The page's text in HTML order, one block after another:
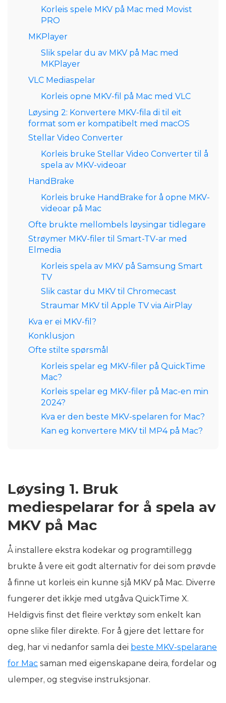
Korleis spele MKV på Mac med Movist
PRO
MKPlayer
Slik spelar du av MKV på Mac med
MKPlayer
VLC Mediaspelar
Korleis opne MKV-fil på Mac med VLC
Løysing 2: Konvertere MKV-fila di til eit
format som er kompatibelt med macOS
Stellar Video Converter
Korleis bruke Stellar Video Converter til å
spela av MKV-videoar
HandBrake
Korleis bruke HandBrake for å opne MKV-
videoar på Mac
Ofte brukte mellombels løysingar tidlegare
Strøymer MKV-filer til Smart-TV-ar med
Elmedia
Korleis spela av MKV på Samsung Smart
TV
Slik castar du MKV til Chromecast
Straumar MKV til Apple TV via AirPlay
Kva er ei MKV-fil?
Konklusjon
Ofte stilte spørsmål
Korleis spelar eg MKV-filer på QuickTime
Mac?
Korleis spelar eg MKV-filer på Mac-en min
2024?
Kva er den beste MKV-spelaren for Mac?
Kan eg konvertere MKV til MP4 på Mac?
Løysing 1. Bruk
mediespelarar for å spela av
MKV på Mac
Å installere ekstra kodekar og programtillegg
brukte å vere eit godt alternativ for dei som prøvde
å finne ut korleis ein kunne sjå MKV på Mac. Diverre
fungerer det ikkje med utgåva QuickTime X.
Heldigvis finst det fleire verktøy som enkelt kan
opne slike filer direkte. For å gjere det lettare for
deg, har vi nedanfor samla dei beste MKV-spelarane
for Mac saman med eigenskapane deira, fordelar og
ulemper, og stegvise instruksjonar.